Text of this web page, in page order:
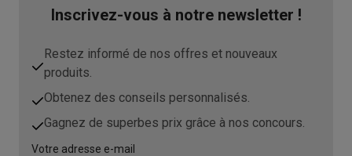
Inscrivez-vous à notre newsletter !
Restez informé de nos offres et nouveaux
produits.
Obtenez des conseils personnalisés.
Gagnez de superbes prix grâce à nos concours.
Votre adresse e-mail